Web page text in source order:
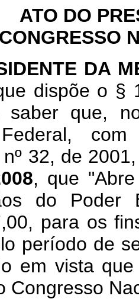
ATO DO
DA
dispõe o §
saber que,
Federal,
nº 32, de
, que "
do Poder
para os
período de
em vista
Congresso